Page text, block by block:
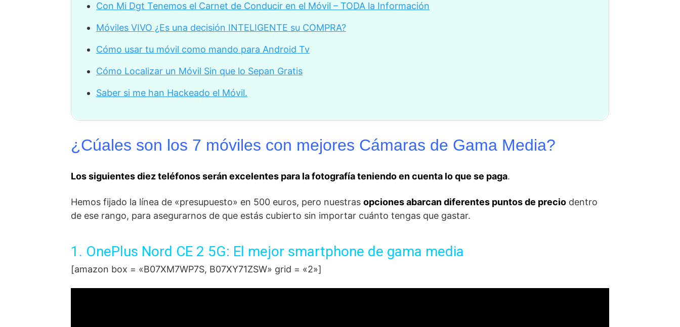
Con Mi Dgt Tenemos el Carnet de Conducir en el Móvil – TODA la Información
Móviles VIVO ¿Es una decisión INTELIGENTE su COMPRA?
Cómo usar tu móvil como mando para Android Tv
Cómo Localizar un Móvil Sin que lo Sepan Gratis
Saber si me han Hackeado el Móvil.
¿Cúales son los 7 móviles con mejores Cámaras de Gama Media?
Los siguientes diez teléfonos serán excelentes para la fotografía teniendo en cuenta lo que se paga.
Hemos fijado la línea de «presupuesto» en 500 euros, pero nuestras opciones abarcan diferentes puntos de precio dentro
de ese rango, para asegurarnos de que estás cubierto sin importar cuánto tengas que gastar.
1. OnePlus Nord CE 2 5G: El mejor smartphone de gama media
[amazon box = «B07XM7WP7S, B07XY71ZSW» grid = «2»]